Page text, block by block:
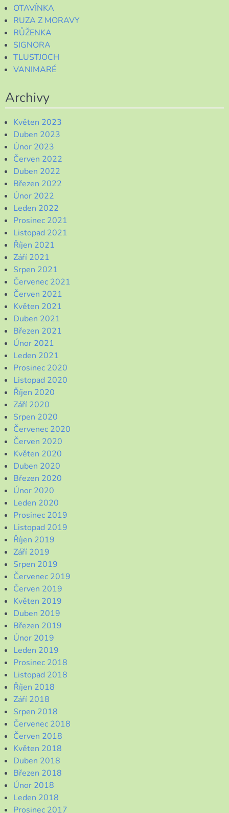
OTAVÍNKA
RUZA Z MORAVY
RŮŽENKA
SIGNORA
TLUSTJOCH
VANIMARÉ
Archivy
Květen 2023
Duben 2023
Únor 2023
Červen 2022
Duben 2022
Březen 2022
Únor 2022
Leden 2022
Prosinec 2021
Listopad 2021
Říjen 2021
Září 2021
Srpen 2021
Červenec 2021
Červen 2021
Květen 2021
Duben 2021
Březen 2021
Únor 2021
Leden 2021
Prosinec 2020
Listopad 2020
Říjen 2020
Září 2020
Srpen 2020
Červenec 2020
Červen 2020
Květen 2020
Duben 2020
Březen 2020
Únor 2020
Leden 2020
Prosinec 2019
Listopad 2019
Říjen 2019
Září 2019
Srpen 2019
Červenec 2019
Červen 2019
Květen 2019
Duben 2019
Březen 2019
Únor 2019
Leden 2019
Prosinec 2018
Listopad 2018
Říjen 2018
Září 2018
Srpen 2018
Červenec 2018
Červen 2018
Květen 2018
Duben 2018
Březen 2018
Únor 2018
Leden 2018
Prosinec 2017